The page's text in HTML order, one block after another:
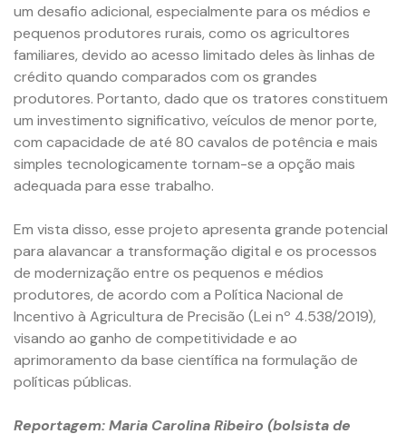
um desafio adicional, especialmente para os médios e
pequenos produtores rurais, como os agricultores
familiares, devido ao acesso limitado deles às linhas de
crédito quando comparados com os grandes
produtores. Portanto, dado que os tratores constituem
um investimento significativo, veículos de menor porte,
com capacidade de até 80 cavalos de potência e mais
simples tecnologicamente tornam-se a opção mais
adequada para esse trabalho.
Em vista disso, esse projeto apresenta grande potencial
para alavancar a transformação digital e os processos
de modernização entre os pequenos e médios
produtores, de acordo com a Política Nacional de
Incentivo à Agricultura de Precisão (Lei nº 4.538/2019),
visando ao ganho de competitividade e ao
aprimoramento da base científica na formulação de
políticas públicas.
Reportagem: Maria Carolina Ribeiro (bolsista de